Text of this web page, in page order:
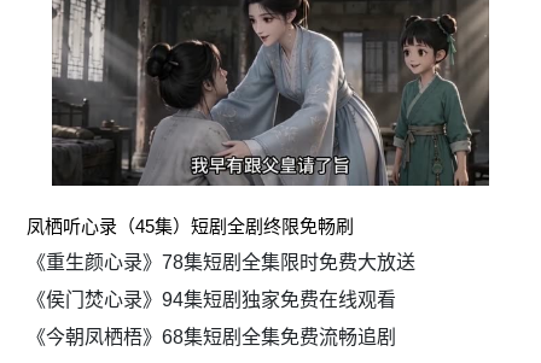
凤栖听心录（45集）短剧全剧终限免畅刷
《重生颜心录》78集短剧全集限时免费大放送
《侯门焚心录》94集短剧独家免费在线观看
《今朝凤栖梧》68集短剧全集免费流畅追剧